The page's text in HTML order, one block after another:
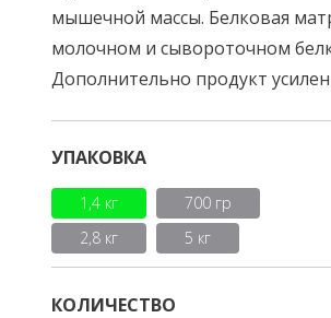
мышечной массы. Белковая
молочном и сывороточном
Дополнительно продукт
УПАКОВКА
1,4 кг
700 гр
2,8 кг
5 кг
КОЛИЧЕСТВО